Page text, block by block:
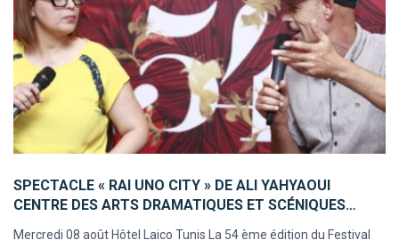
SPECTACLE « RAI UNO CITY » DE ALI YAHYAOUI
CENTRE DES ARTS DRAMATIQUES ET SCÉNIQUES…
Mercredi 08 août Hôtel Laico Tunis La 54 ème édition du Festival